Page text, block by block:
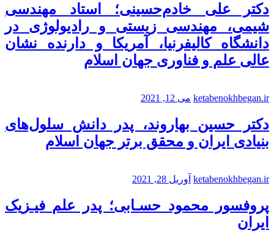
دکتر علی خادم‌حسینی؛ استاد مهندسی
شیمی، مهندسی زیستی و رادیولوژی در
دانشگاه کالیفرنیا، آمریکا و دارنده نشان
عالی علم و فناوری جهان اسلام
ketabenokhbegan.ir می 12, 2021
دکتر حسین بهاروند، پدر دانش سلول‌های
بنیادی ایران و محقق برتر جهان اسلام
ketabenokhbegan.ir آوریل 28, 2021
پروفسور محمود حسـابی؛ پدر علم فیـزیک
ایران